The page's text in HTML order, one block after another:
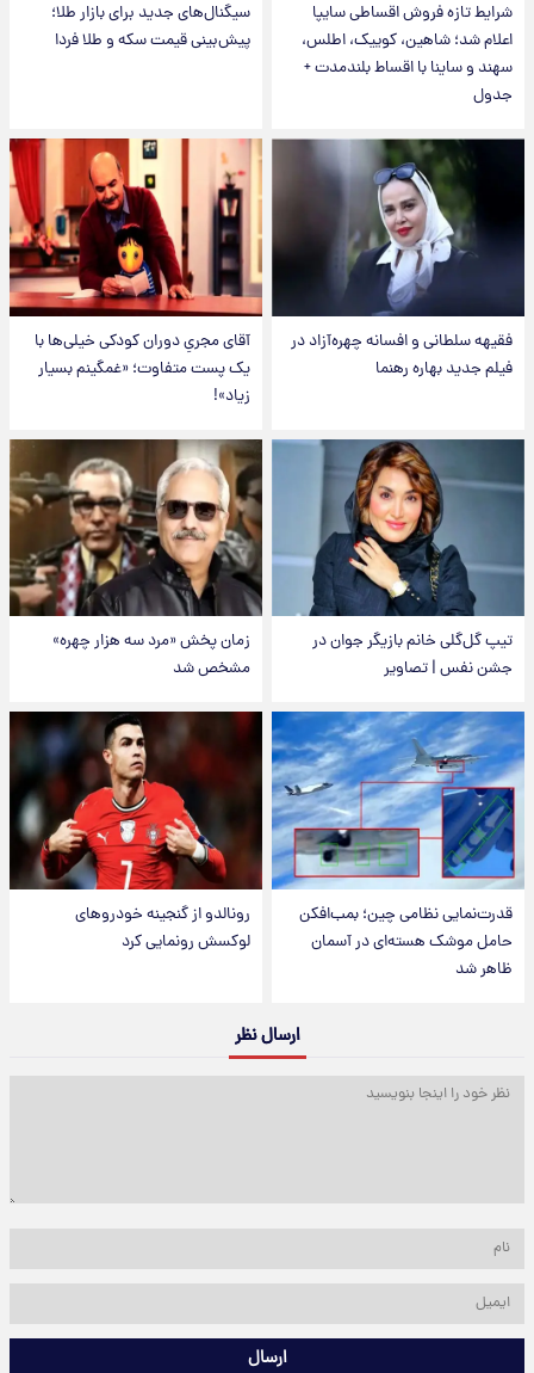
شرایط تازه فروش اقساطی سایپا
اعلام شد؛ شاهین، کوییک، اطلس،
سهند و ساینا با اقساط بلندمدت +
جدول
سیگنال‌های جدید برای بازار طلا؛
پیش‌بینی قیمت سکه و طلا فردا
فقیهه سلطانی و افسانه چهره‌آزاد در
فیلم جدید بهاره رهنما
آقای مجریِ دوران کودکی خیلی‌ها با
یک پست متفاوت؛ «غمگینم بسیار
زیاد»!
تیپ گل‌گلی خانم بازیگر جوان در
جشن نفس | تصاویر
زمان پخش «مرد سه هزار چهره»
مشخص شد
قدرت‌نمایی نظامی چین؛ بمب‌افکن
حامل موشک هسته‌ای در آسمان
ظاهر شد
رونالدو از گنجینه خودروهای
لوکسش رونمایی کرد
ارسال نظر
ارسال